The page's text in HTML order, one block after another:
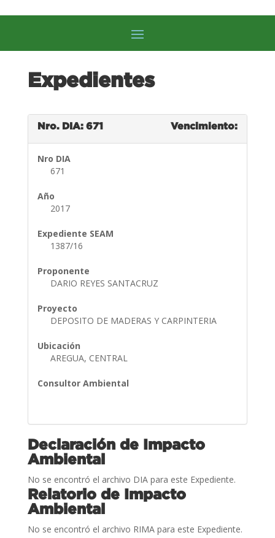
Expedientes
Nro. DIA: 671 Vencimiento:
Nro DIA
671
Año
2017
Expediente SEAM
1387/16
Proponente
DARIO REYES SANTACRUZ
Proyecto
DEPOSITO DE MADERAS Y CARPINTERIA
Ubicación
AREGUA, CENTRAL
Consultor Ambiental
Declaración de Impacto
Ambiental
No se encontró el archivo DIA para este Expediente.
Relatorio de Impacto
Ambiental
No se encontró el archivo RIMA para este Expediente.